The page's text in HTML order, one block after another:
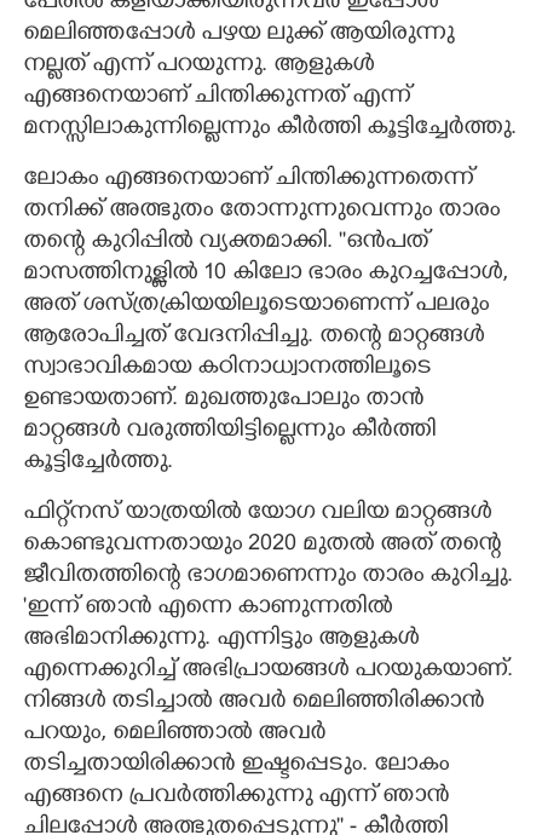
മെലിഞ്ഞപ്പോള്‍ പഴയ ലുക്ക് ആയിരുന്നു
നല്ലത് എന്ന് പറയുന്നു. ആളുകള്‍
എങ്ങനെയാണ് ചിന്തിക്കുന്നത് എന്ന്
മനസ്സിലാകുന്നില്ലെന്നും കീര്‍ത്തി കൂട്ടിച്ചേര്‍ത്തു.
ലോകം എങ്ങനെയാണ് ചിന്തിക്കുന്നതെന്ന്
തനിക്ക് അത്ഭുതം തോന്നുന്നുവെന്നും താരം
തന്റെ കുറിപ്പില്‍ വ്യക്തമാക്കി. ''ഒന്‍പത്
മാസത്തിനുള്ളില്‍ 10 കിലോ ഭാരം കുറച്ചപ്പോള്‍,
അത് ശസ്ത്രക്രിയയിലൂടെയാണെന്ന് പലരും
ആരോപിച്ചത് വേദനിപ്പിച്ചു. തന്റെ മാറ്റങ്ങള്‍
സ്വാഭാവികമായ കഠിനാധ്വാനത്തിലൂടെ
ഉണ്ടായതാണ്. മുഖത്തുപോലും താന്‍
മാറ്റങ്ങള്‍ വരുത്തിയിട്ടില്ലെന്നും കീര്‍ത്തി
കൂട്ടിച്ചേര്‍ത്തു.
ഫിറ്റ്‌നസ് യാത്രയില്‍ യോഗ വലിയ മാറ്റങ്ങള്‍
കൊണ്ടുവന്നതായും 2020 മുതല്‍ അത് തന്റെ
ജീവിതത്തിന്റെ ഭാഗമാണെന്നും താരം കുറിച്ചു.
'ഇന്ന് ഞാന്‍ എന്നെ കാണുന്നതില്‍
അഭിമാനിക്കുന്നു. എന്നിട്ടും ആളുകള്‍
എന്നെക്കുറിച്ച് അഭിപ്രായങ്ങള്‍ പറയുകയാണ്.
നിങ്ങള്‍ തടിച്ചാല്‍ അവര്‍ മെലിഞ്ഞിരിക്കാന്‍
പറയും, മെലിഞ്ഞാല്‍ അവര്‍
തടിച്ചതായിരിക്കാന്‍ ഇഷ്ടപ്പെടും. ലോകം
എങ്ങനെ പ്രവര്‍ത്തിക്കുന്നു എന്ന് ഞാന്‍
ചിലപ്പോള്‍ അത്ഭുതപ്പെടുന്നു'' - കീര്‍ത്തി